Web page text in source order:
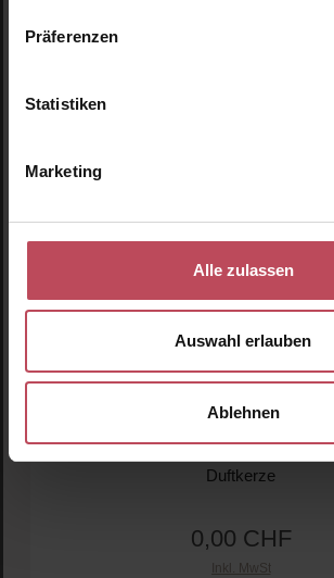
Präferenzen
Statistiken
Marketing
Alle zulassen
Auswahl erlauben
Ablehnen
Unsere Empfehlungen
Inner Strength Candle
Duftkerze
Regulärer Preis:
0,00 CHF
Inkl. MwSt